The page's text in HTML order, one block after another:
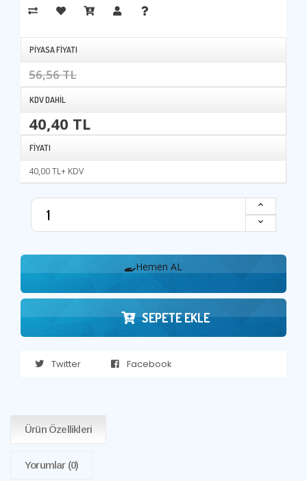
PIYASA FIYATI
56,56 TL
KDV DAHIL
40,40 TL
FIYATI
40,00 TL+ KDV
Hemen AL
SEPETE EKLE
Twitter Facebook
Ürün Özellikleri
Yorumlar (0)